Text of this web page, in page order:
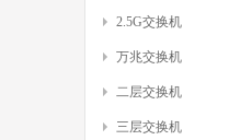
2.5G交换机
万兆交换机
二层交换机
三层交换机